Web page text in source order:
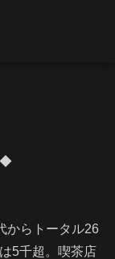
◆
からトータル26
5千超。喫茶店